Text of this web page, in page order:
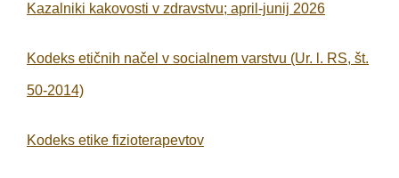
Kazalniki kakovosti v zdravstvu; april-junij 2026
Kodeks etičnih načel v socialnem varstvu (Ur. l. RS, št.
50-2014)
Kodeks etike fizioterapevtov